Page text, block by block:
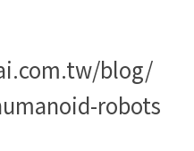
blog/
robots